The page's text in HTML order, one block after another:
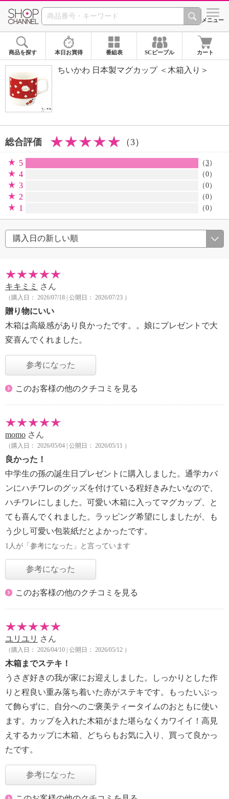
SHOP CHANNEL シメニュー
商品を探す 本日お買得 番組表 SCピープル カート
ちいかわ 日本製マグカップ ＜木箱入り＞
総合評価 （3）
5 （3）
4 （0）
3 （0）
2 （0）
1 （0）
キキミミ さん
（購入日： 2026/07/18 | 公開日： 2026/07/23 ）
贈り物にいい
木箱は高級感があり良かったです。。娘にプレゼントで大
変喜んでくれました。
参考になった
このお客様の他のクチコミを見る
momo さん
（購入日： 2026/05/04 | 公開日： 2026/05/11 ）
良かった！
中学生の孫の誕生日プレゼントに購入しました。通学カバ
ンにハチワレのグッズを付けている程好きみたいなので、
ハチワレにしました。可愛い木箱に入ってマグカップ、と
ても喜んでくれました。ラッピング希望にしましたが、も
う少し可愛い包装紙だとよかったです。
1人が「参考になった」と言っています
参考になった
このお客様の他のクチコミを見る
ユリユリ さん
（購入日： 2026/04/10 | 公開日： 2026/05/12 ）
木箱までステキ！
うさぎ好きの我が家にお迎えしました。しっかりとした作
りと程良い重み落ち着いた赤がステキです。もったいぶっ
て飾らずに、自分へのご褒美ティータイムのおともに使い
ます。カップを入れた木箱がまた堪らなくカワイイ！高見
えするカップに木箱、どちらもお気に入り、買って良かっ
たです。
参考になった